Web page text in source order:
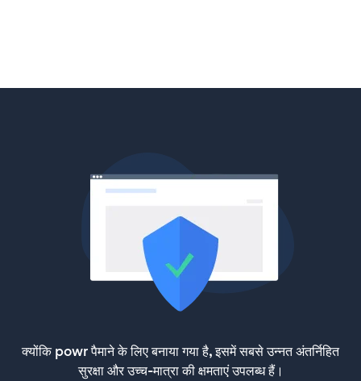
क्योंकि powr पैमाने के लिए बनाया गया है, इसमें सबसे उन्नत अंतर्निहित
सुरक्षा और उच्च-मात्रा की क्षमताएं उपलब्ध हैं।